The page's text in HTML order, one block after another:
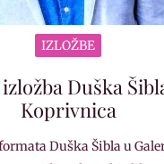
IZLOŽBE
Duška
Koprivnica
Duška Šibla u